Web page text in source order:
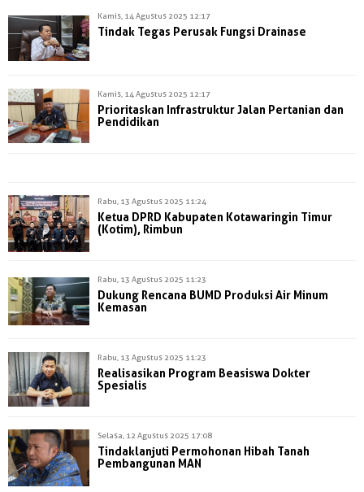
Kamis, 14 Agustus 2025 12:17
Tindak Tegas Perusak Fungsi Drainase
Kamis, 14 Agustus 2025 12:17
Prioritaskan Infrastruktur Jalan Pertanian dan
Pendidikan
Rabu, 13 Agustus 2025 11:24
Ketua DPRD Kabupaten Kotawaringin Timur
(Kotim), Rimbun
Rabu, 13 Agustus 2025 11:23
Dukung Rencana BUMD Produksi Air Minum
Kemasan
Rabu, 13 Agustus 2025 11:23
Realisasikan Program Beasiswa Dokter
Spesialis
Selasa, 12 Agustus 2025 17:08
Tindaklanjuti Permohonan Hibah Tanah
Pembangunan MAN